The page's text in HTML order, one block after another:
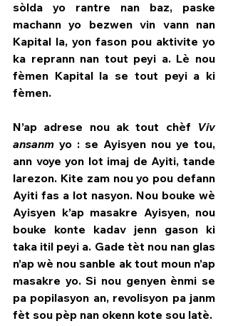
sòlda yo rantre nan baz, paske
machann yo bezwen vin vann nan
Kapital la, yon fason pou aktivite yo
ka reprann nan tout peyi a. Lè nou
fèmen Kapital la se tout peyi a ki
fèmen.
N’ap adrese nou ak tout chèf Viv
ansanm yo : se Ayisyen nou ye tou,
ann voye yon lot imaj de Ayiti, tande
larezon. Kite zam nou yo pou defann
Ayiti fas a lot nasyon. Nou bouke wè
Ayisyen k’ap masakre Ayisyen, nou
bouke konte kadav jenn gason ki
taka itil peyi a. Gade tèt nou nan glas
n’ap wè nou sanble ak tout moun n’ap
masakre yo. Si nou genyen ènmi se
pa popilasyon an, revolisyon pa janm
fèt sou pèp nan okenn kote sou latè.